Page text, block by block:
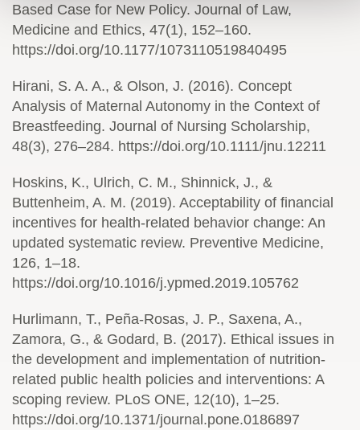
Based Case for New Policy. Journal of Law,
Medicine and Ethics, 47(1), 152–160.
https://doi.org/10.1177/1073110519840495
Hirani, S. A. A., & Olson, J. (2016). Concept
Analysis of Maternal Autonomy in the Context of
Breastfeeding. Journal of Nursing Scholarship,
48(3), 276–284. https://doi.org/10.1111/jnu.12211
Hoskins, K., Ulrich, C. M., Shinnick, J., &
Buttenheim, A. M. (2019). Acceptability of financial
incentives for health-related behavior change: An
updated systematic review. Preventive Medicine,
126, 1–18.
https://doi.org/10.1016/j.ypmed.2019.105762
Hurlimann, T., Peña-Rosas, J. P., Saxena, A.,
Zamora, G., & Godard, B. (2017). Ethical issues in
the development and implementation of nutrition-
related public health policies and interventions: A
scoping review. PLoS ONE, 12(10), 1–25.
https://doi.org/10.1371/journal.pone.0186897